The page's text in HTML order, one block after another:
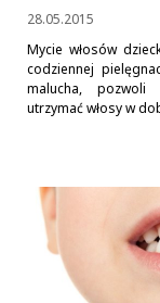
28.05.2015
Mycie włosów
codziennej
malucha,
utrzymać włosy w